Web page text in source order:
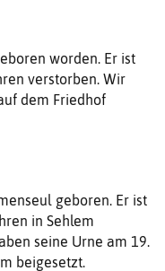
worden. Er ist
verstorben. Wir
dem Friedhof
geboren. Er ist
in Sehlem
seine Urne am 19.
beigesetzt.